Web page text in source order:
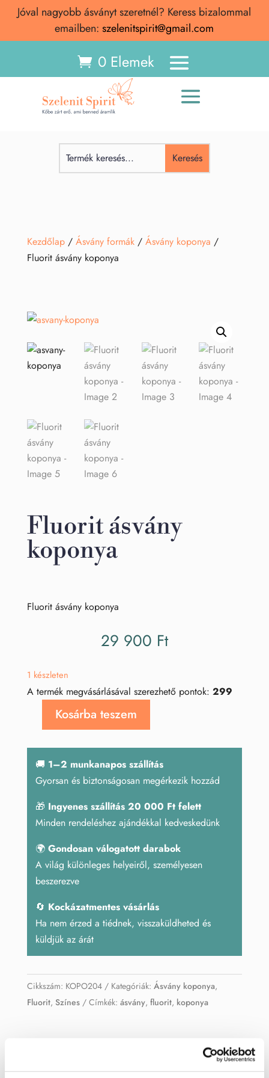
Jóval nagyobb ásványt szeretnél? Keress bizalommal
emailben: szelenitspirit@gmail.com
0 Elemek
Kezdőlap/ Ásvány formák/ Ásvány koponya /
Fluorit ásvány koponya
Fluorit ásvány
koponya
Fluorit ásvány koponya
29 900 Ft
1 készleten
A termék megvásárlásával szerezhető pontok: 299
mennyiség
Kosárba teszem
🚚 1–2 munkanapos szállítás
Gyorsan és biztonságosan megérkezik hozzád
🎁 Ingyenes szállítás 20 000 Ft felett
Minden rendeléshez ajándékkal kedveskedünk
🌍 Gondosan válogatott darabok
A világ különleges helyeiről, személyesen
beszerezve
🔄 Kockázatmentes vásárlás
Ha nem érzed a tiédnek, visszaküldheted és
küldjük az árát
Cikkszám: KOPO204 Kategóriák: Ásvány koponya,
Fluorit, Színes Címkék: ásvány, fluorit, koponya